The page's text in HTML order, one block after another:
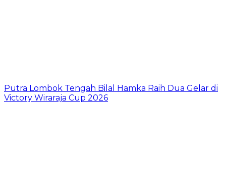
Putra Lombok Tengah Bilal Hamka Raih Dua Gelar di
Victory Wiraraja Cup 2026